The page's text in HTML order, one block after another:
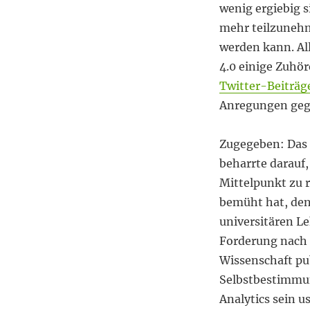
wenig ergiebig
mehr
werden kann.
4.0 einige
Twitter-
Anregungen
Zugegeben:
beharrte
Mittelpunkt zu
bemüht hat,
universitären
Forderung
Wissenschaft
Analytics sein